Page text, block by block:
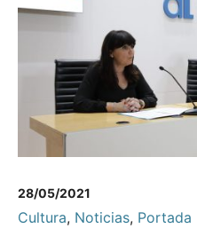
28/05/2021
Cultura, Noticias, Portada